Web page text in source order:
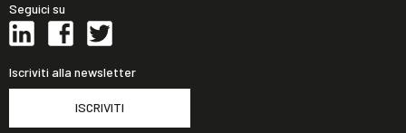
Seguici su
Iscriviti alla newsletter
ISCRIVITI